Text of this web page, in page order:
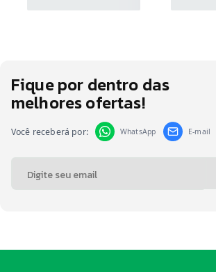
Fique por dentro das
melhores ofertas!
Você receberá por: WhatsApp E-mail